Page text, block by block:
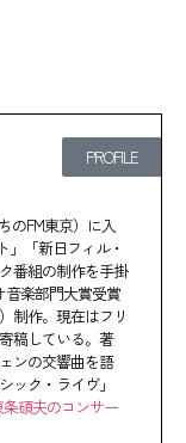
PROFILE
のFM東京）に入
」「新日フィル・
番組の制作を手掛
音楽部門大賞受賞
制作。現在はフリ
稿している。著
ンの交響曲を語
ック・ライヴ」
碩夫のコンサー